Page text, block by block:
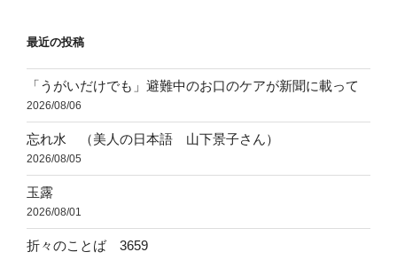
ン
最近の投稿
「うがいだけでも」避難中のお口のケアが新聞に載って
2026/08/06
忘れ水 （美人の日本語 山下景子さん）
2026/08/05
玉露
2026/08/01
折々のことば 3659